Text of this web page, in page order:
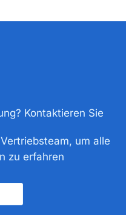
Kontaktieren Sie
um alle
zu erfahren